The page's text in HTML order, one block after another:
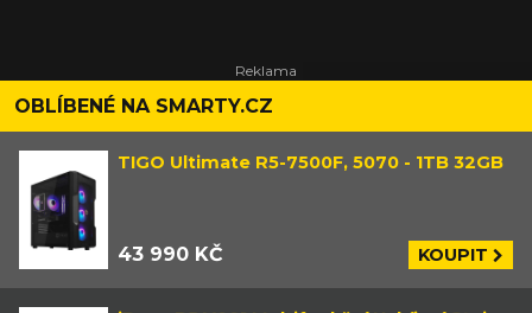
OBLÍBENÉ NA SMARTY.CZ
TIGO Ultimate R5-7500F, 5070 - 1TB 32GB
43 990 KČ KOUPIT